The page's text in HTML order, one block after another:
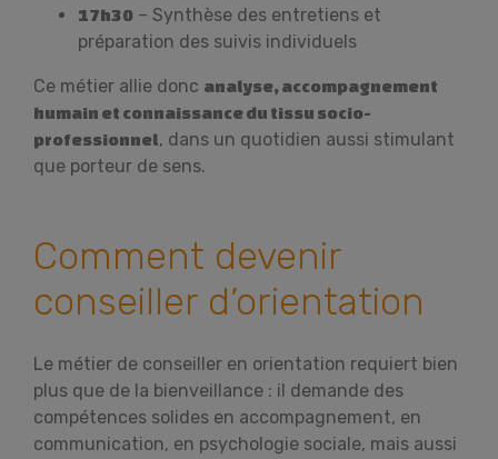
17h30 – Synthèse des entretiens et
préparation des suivis individuels
Ce métier allie donc analyse, accompagnement
humain et connaissance du tissu socio-
professionnel, dans un quotidien aussi stimulant
que porteur de sens.
Comment devenir
conseiller d’orientation
Le métier de conseiller en orientation requiert bien
plus que de la bienveillance : il demande des
compétences solides en accompagnement, en
communication, en psychologie sociale, mais aussi